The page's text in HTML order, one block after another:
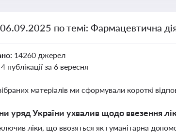
по темі: Фармацевтична
14260 джерел
4 публікації за 6 вересня
матеріалів ми сформували короткі
уряд України ухвалив щодо ввезення
ліки, що ввозяться як гуманітарна